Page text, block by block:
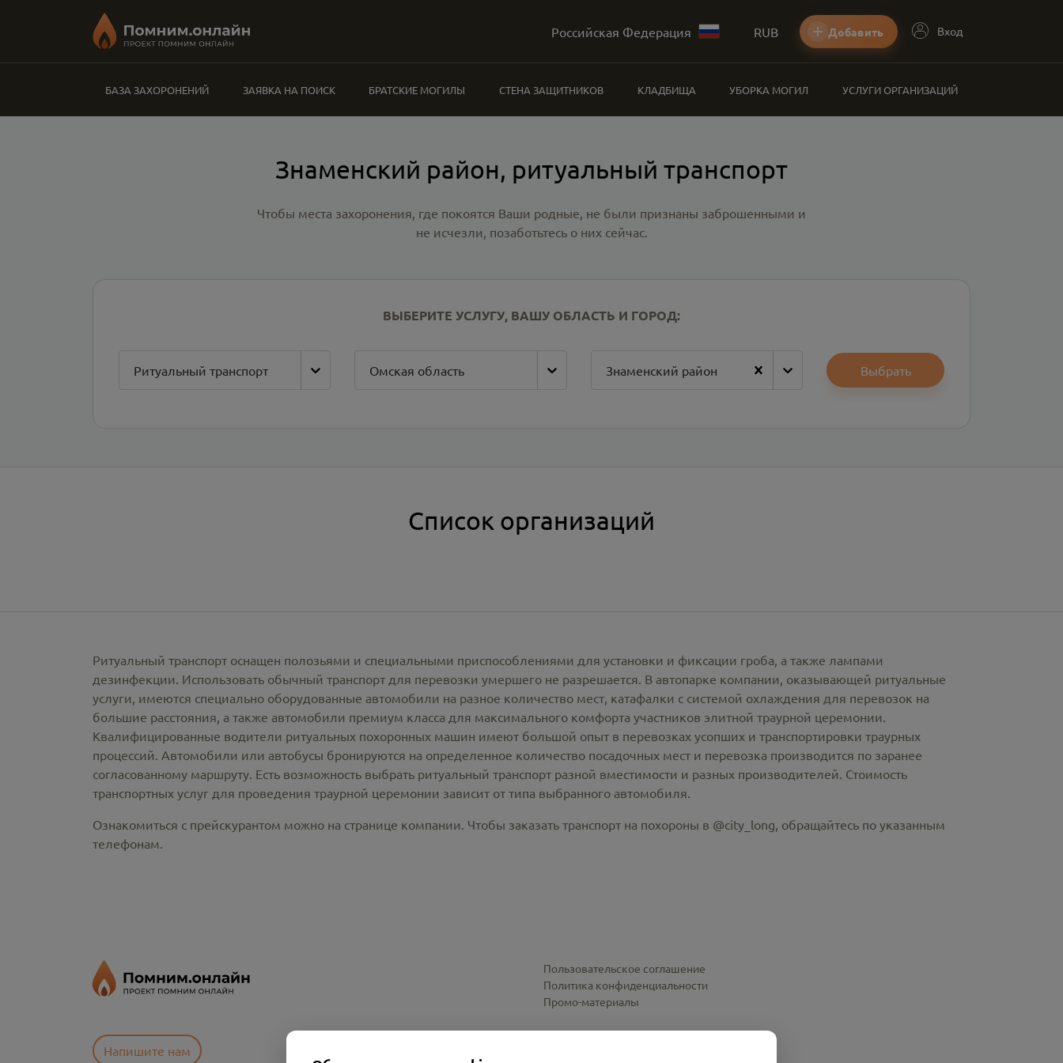
Российская Федерация RUB Добавить Вход
БАЗА ЗАХОРОНЕНИЙ ЗАЯВКА НА ПОИСК БРАТСКИЕ МОГИЛЫ СТЕНА ЗАЩИТНИКОВ КЛАДБИЩА УБОРКА МОГИЛ УСЛУГИ ОРГАНИЗАЦИЙ
Знаменский район, ритуальный транспорт
Чтобы места захоронения, где покоятся Ваши родные, не были признаны заброшенными и
не исчезли, позаботьтесь о них сейчас.
ВЫБЕРИТЕ УСЛУГУ, ВАШУ ОБЛАСТЬ И ГОРОД:
Ритуальный транспорт Омская область Знаменский район Выбрать
Список организаций
Ритуальный транспорт оснащен полозьями и специальными приспособлениями для установки и фиксации гроба, а также лампами
дезинфекции. Использовать обычный транспорт для перевозки умершего не разрешается. В автопарке компании, оказывающей ритуальные
услуги, имеются специально оборудованные автомобили на разное количество мест, катафалки с системой охлаждения для перевозок на
большие расстояния, а также автомобили премиум класса для максимального комфорта участников элитной траурной церемонии.
Квалифицированные водители ритуальных похоронных машин имеют большой опыт в перевозках усопших и транспортировки траурных
процессий. Автомобили или автобусы бронируются на определенное количество посадочных мест и перевозка производится по заранее
согласованному маршруту. Есть возможность выбрать ритуальный транспорт разной вместимости и разных производителей. Стоимость
транспортных услуг для проведения траурной церемонии зависит от типа выбранного автомобиля.
Ознакомиться с прейскурантом можно на странице компании. Чтобы заказать транспорт на похороны в @city_long, обращайтесь по указанным
телефонам.
Напишите нам
Пользовательское соглашение
Политика конфиденциальности
Промо-материалы